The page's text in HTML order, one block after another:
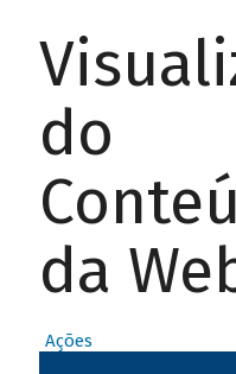
do
da
Ações